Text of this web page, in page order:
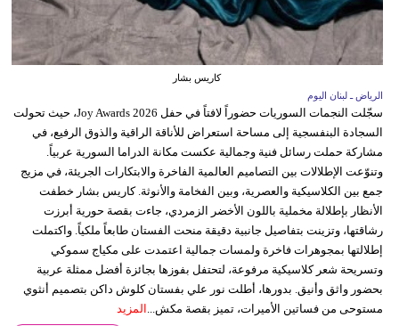
كاريس بشار
الرياض ـ لبنان اليوم
سجّلت النجمات السوريات حضوراً لافتاً في حفل Joy Awards 2026، حيث تحولت
السجادة البنفسجية إلى مساحة استعراض للأناقة الراقية والذوق الرفيع، في
مشاركة حملت رسائل فنية وجمالية عكست مكانة الدراما السورية عربياً.
وتنوّعت الإطلالات بين التصاميم العالمية الفاخرة والابتكارات الجريئة، في مزيج
جمع بين الكلاسيكية والعصرية، وبين الفخامة والأنوثة. كاريس بشار خطفت
الأنظار بإطلالة مخملية باللون الأخضر الزمردي، جاءت بقصة حورية أبرزت
رشاقتها، وتزينت بتفاصيل جانبية دقيقة منحت الفستان طابعاً ملكياً. واكتملت
إطلالتها بمجوهرات فاخرة ولمسات جمالية اعتمدت على مكياج سموكي
وتسريحة شعر كلاسيكية مرفوعة، لتحتفل بفوزها بجائزة أفضل ممثلة عربية
بحضور واثق وأنيق. بدورها، أطلت نور علي بفستان كلوش داكن بتصميم أنثوي
مستوحى من فساتين الأميرات، تميز بقصة مكش... المزيد